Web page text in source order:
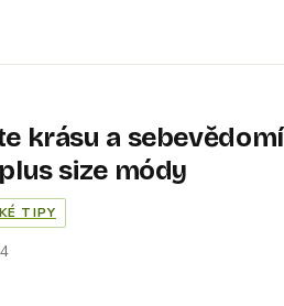
krásu a
size módy
TIPY